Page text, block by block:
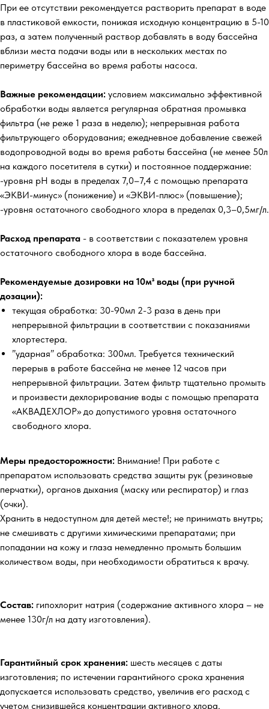
При ее отсутствии рекомендуется растворить препарат в воде
в пластиковой емкости, понижая исходную концентрацию в 5-10
раз, а затем полученный раствор добавлять в воду бассейна
вблизи места подачи воды или в нескольких местах по
периметру бассейна во время работы насоса.
Важные рекомендации: условием максимально эффективной
обработки воды является регулярная обратная промывка
фильтра (не реже 1 раза в неделю); непрерывная работа
фильтрующего оборудования; ежедневное добавление свежей
водопроводной воды во время работы бассейна (не менее 50л
на каждого посетителя в сутки) и постоянное поддержание:
-уровня рН воды в пределах 7,0–7,4 с помощью препарата
«ЭКВИ-минус» (понижение) и «ЭКВИ-плюс» (повышение);
-уровня остаточного свободного хлора в пределах 0,3–0,5мг/л.
Расход препарата - в соответствии с показателем уровня
остаточного свободного хлора в воде бассейна.
Рекомендуемые дозировки на 10м³ воды (при ручной
дозации):
текущая обработка: 30-90мл 2-3 раза в день при
непрерывной фильтрации в соответствии с показаниями
хлортестера.
”ударная” обработка: 300мл. Требуется технический
перерыв в работе бассейна не менее 12 часов при
непрерывной фильтрации. Затем фильтр тщательно промыть
и произвести дехлорирование воды с помощью препарата
«АКВАДЕХЛОР» до допустимого уровня остаточного
свободного хлора.
Меры предосторожности: Внимание! При работе с
препаратом использовать средства защиты рук (резиновые
перчатки), органов дыхания (маску или респиратор) и глаз
(очки).
Хранить в недоступном для детей месте!; не принимать внутрь;
не смешивать с другими химическими препаратами; при
попадании на кожу и глаза немедленно промыть большим
количеством воды, при необходимости обратиться к врачу.
Состав: гипохлорит натрия (содержание активного хлора – не
менее 130г/л на дату изготовления).
Гарантийный срок хранения: шесть месяцев с даты
изготовления; по истечении гарантийного срока хранения
допускается использовать средство, увеличив его расход с
учетом снизившейся концентрации активного хлора.